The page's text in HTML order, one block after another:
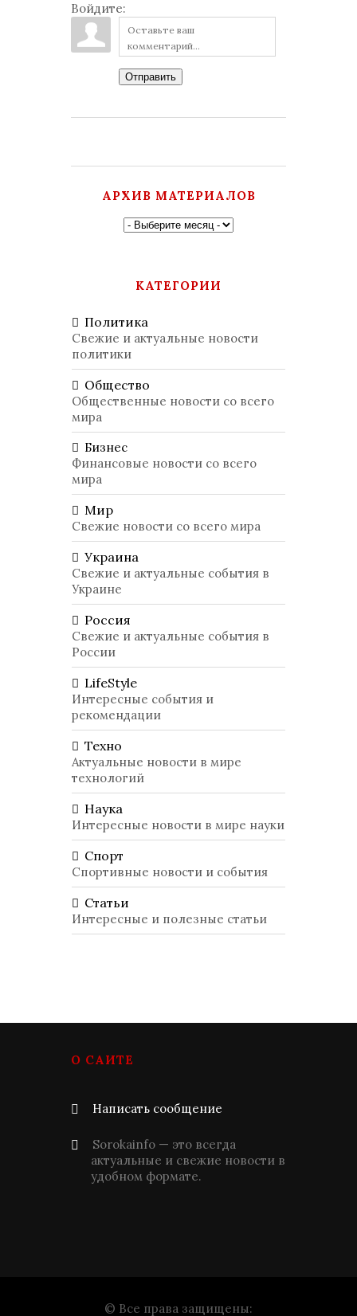
Войдите:
Отправить
АРХИВ МАТЕРИАЛОВ
КАТЕГОРИИ
Политика
Свежие и актуальные новости
политики
Общество
Общественные новости со всего
мира
Бизнес
Финансовые новости со всего
мира
Мир
Свежие новости со всего мира
Украина
Свежие и актуальные события в
Украине
Россия
Свежие и актуальные события в
России
LifeStyle
Интересные события и
рекомендации
Техно
Актуальные новости в мире
технологий
Наука
Интересные новости в мире науки
Спорт
Спортивные новости и события
Статьи
Интересные и полезные статьи
О САЙТЕ
Написать сообщение
Sorokainfo — это всегда
актуальные и свежие новости в
удобном формате.
© Все права защищены: